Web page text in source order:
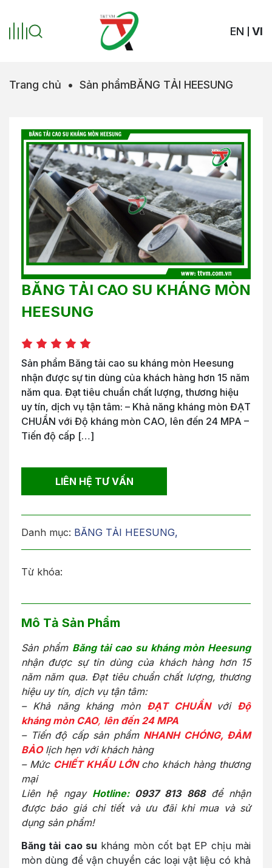
EN VI
Trang chủ • Sản phẩmBĂNG TẢI HEESUNG
BĂNG TẢI CAO SU KHÁNG MÒN
HEESUNG
Sản phẩm Băng tải cao su kháng mòn Heesung
nhận được sự tin dùng của khách hàng hơn 15 năm
năm qua. Đạt tiêu chuẩn chất lượng, thương hiệu
uy tín, dịch vụ tận tâm: – Khả năng kháng mòn ĐẠT
CHUẨN với Độ kháng mòn CAO, lên đến 24 MPA –
Tiến độ cấp […]
LIÊN HỆ TƯ VẤN
Danh mục: BĂNG TẢI HEESUNG,
Từ khóa:
Mô Tả Sản Phẩm
Sản phẩm Băng tải cao su kháng mòn Heesung
nhận được sự tin dùng của khách hàng hơn 15
năm năm qua. Đạt tiêu chuẩn chất lượng, thương
hiệu uy tín, dịch vụ tận tâm:
– Khả năng kháng mòn ĐẠT CHUẨNvới Độ
kháng mòn CAO, lên đến 24 MPA
– Tiến độ cấp sản phẩm NHANH CHÓNG, ĐẢM
BẢOlịch hẹn với khách hàng
– Mức CHIẾT KHẤU LỚNcho khách hàng thương
mại
Liên hệ ngay Hotline: 0937 813 868để nhận
được báo giá chi tiết và ưu đãi khi mua và sử
dụng sản phẩm!
Băng tải cao su kháng mòn cốt bạt EP chịu mài
mòn dùng để vận chuyển các loại vật liệu có khả